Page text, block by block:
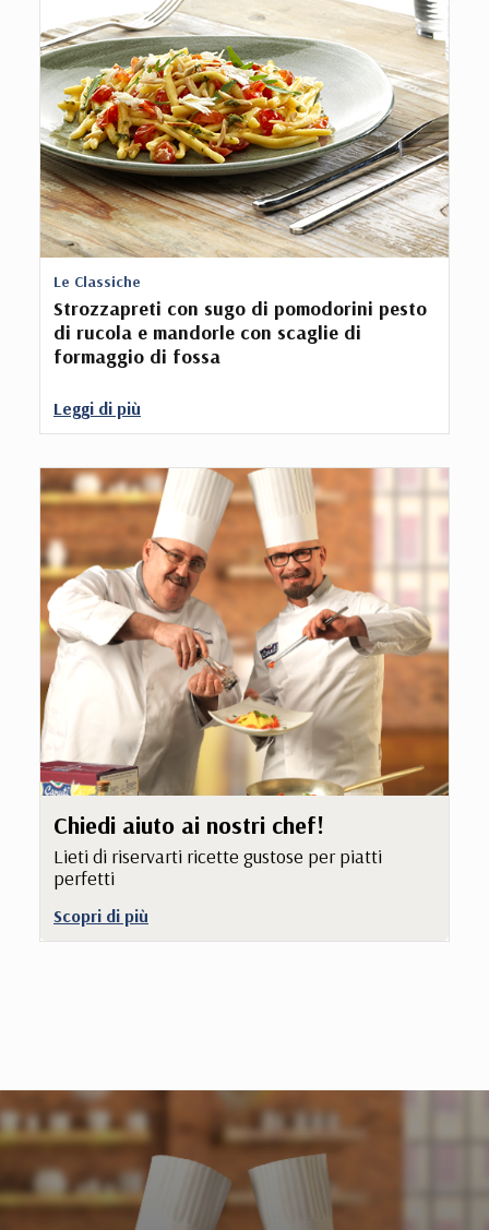
Le Classiche
Strozzapreti con sugo di pomodorini pesto
di rucola e mandorle con scaglie di
formaggio di fossa
Leggi di più
Chiedi aiuto ai nostri chef!
Lieti di riservarti ricette gustose per piatti
perfetti
Scopri di più